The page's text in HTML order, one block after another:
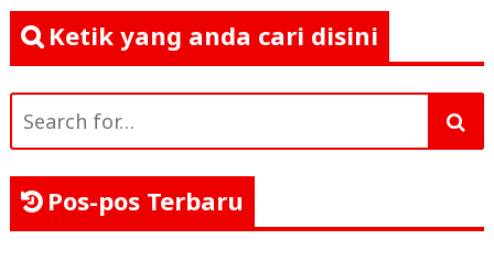
Ketik yang anda cari disini
for:
Pos-pos Terbaru